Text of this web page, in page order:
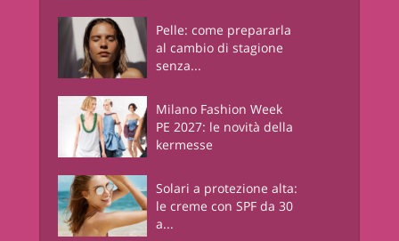
Pelle: come prepararla
al cambio di stagione
senza...
Milano Fashion Week
PE 2027: le novità della
kermesse
Solari a protezione alta:
le creme con SPF da 30
a...